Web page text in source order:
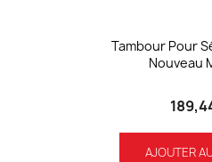
Tambour Pour
Nouveau
AJOUTER